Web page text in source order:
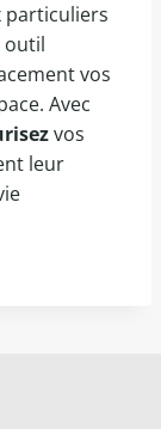
particuliers
outil
vos
Avec
vos
leur